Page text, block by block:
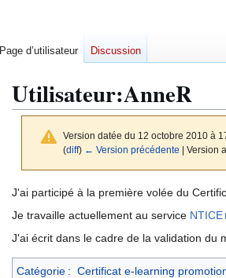
Utilisateur:AnneR
Version datée du 12 octobre 2010 à
(diff) ← Version précédente | Version
Aller
à
navigation
Aller
à
recherche
J'ai participé à la première volée du
Je travaille actuellement au service NTICE
J'ai écrit dans le cadre de la validation du
Catégorie : Certificat e-learning
Page d’utilisateur Discussion